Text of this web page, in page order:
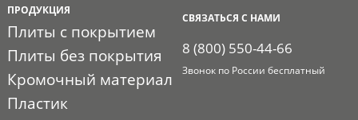
ПРОДУКЦИЯ
Плиты с покрытием
Плиты без покрытия
Кромочный материал
Пластик
СВЯЗАТЬСЯ С НАМИ
8 (800) 550-44-66
Звонок по России бесплатный